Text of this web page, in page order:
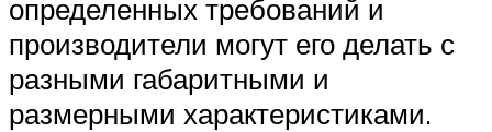
определенных требований и
производители могут его делать с
разными габаритными и
размерными характеристиками.